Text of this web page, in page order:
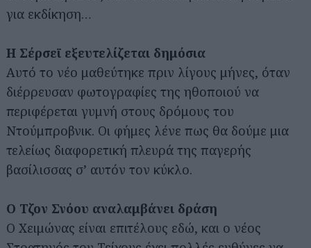
για εκδίκηση…
Η Σέρσεϊ εξευτελίζεται δημόσια
Αυτό το νέο μαθεύτηκε πριν λίγους μήνες, όταν
διέρρευσαν φωτογραφίες της ηθοποιού να
περιφέρεται γυμνή στους δρόμους του
Ντούμπροβνικ. Οι φήμες λένε πως θα δούμε μια
τελείως διαφορετική πλευρά της παγερής
βασίλισσας σ’ αυτόν τον κύκλο.
Ο Τζον Σνόου αναλαμβάνει δράση
Ο Χειμώνας είναι επιτέλους εδώ, και ο νέος